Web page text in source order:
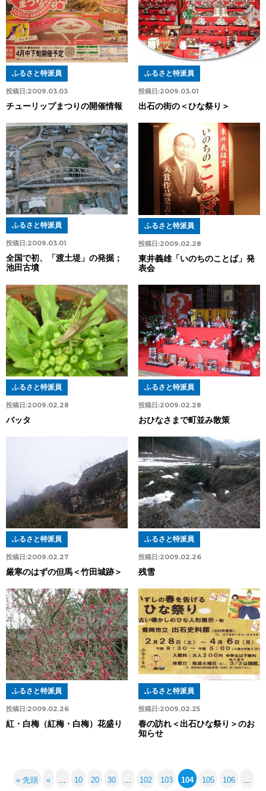
投稿日:2009.03.03
ふるさと特派員
チューリップまつりの開催情報
投稿日:2009.03.01
ふるさと特派員
出石の街の＜ひな祭り＞
投稿日:2009.03.01
ふるさと特派員
全国で初、「渡土堤」の発掘；
池田古墳
投稿日:2009.02.28
ふるさと特派員
東井義雄「いのちのことば」発
表会
投稿日:2009.02.28
ふるさと特派員
バッタ
投稿日:2009.02.28
ふるさと特派員
おひなさまで町並み散策
投稿日:2009.02.27
ふるさと特派員
厳寒のはずの但馬＜竹田城跡＞
投稿日:2009.02.26
ふるさと特派員
残雪
投稿日:2009.02.26
ふるさと特派員
紅・白梅（紅梅・白梅）花盛り
投稿日:2009.02.25
ふるさと特派員
春の訪れ＜出石ひな祭り＞のお
知らせ
« 先頭 « ... 10 20 30 ... 102 103 104 105 106 ...